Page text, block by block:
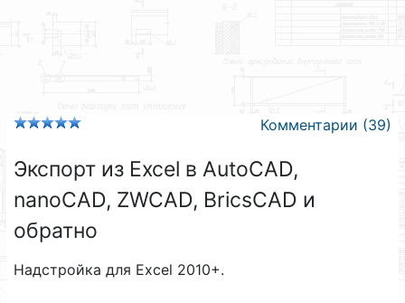
Комментарии (39)
Экспорт из Excel в AutoCAD,
nanoCAD, ZWCAD, BricsCAD и
обратно
Надстройка для Excel 2010+.